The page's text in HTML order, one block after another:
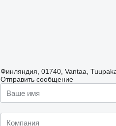
Финляндия, 01740, Vantaa,
Отправить сообщение